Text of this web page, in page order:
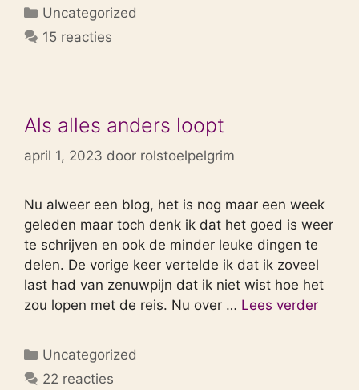
Categorieën
Uncategorized
15 reacties
Als alles anders loopt
april 1, 2023 door rolstoelpelgrim
Nu alweer een blog, het is nog maar een week
geleden maar toch denk ik dat het goed is weer
te schrijven en ook de minder leuke dingen te
delen. De vorige keer vertelde ik dat ik zoveel
last had van zenuwpijn dat ik niet wist hoe het
zou lopen met de reis. Nu over … Lees verder
Categorieën
Uncategorized
22 reacties